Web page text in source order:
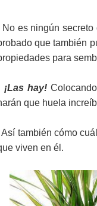
No es ningún secreto
que también
para
¡Las hay!
que huela
Así también cómo
viven en él.